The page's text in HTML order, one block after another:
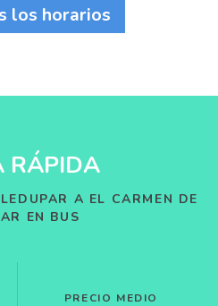
los horarios
RÁPIDA
A EL CARMEN DE
EN BUS
PRECIO MEDIO